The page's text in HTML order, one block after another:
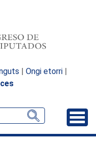
| Ongi etorri |